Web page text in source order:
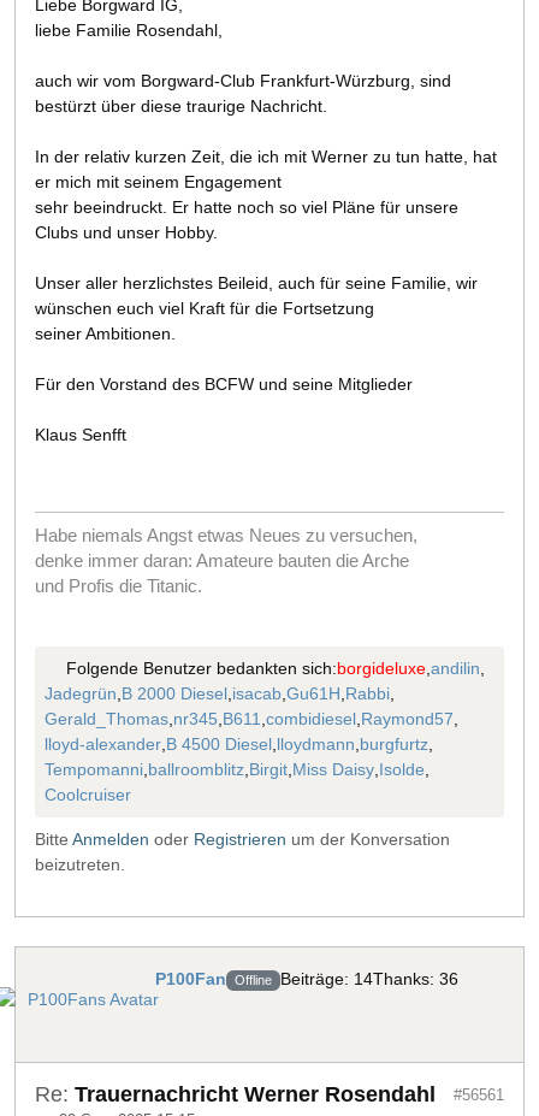
Liebe Borgward IG,
liebe Familie Rosendahl,
auch wir vom Borgward-Club Frankfurt-Würzburg, sind
bestürzt über diese traurige Nachricht.
In der relativ kurzen Zeit, die ich mit Werner zu tun hatte, hat
er mich mit seinem Engagement
sehr beeindruckt. Er hatte noch so viel Pläne für unsere
Clubs und unser Hobby.
Unser aller herzlichstes Beileid, auch für seine Familie, wir
wünschen euch viel Kraft für die Fortsetzung
seiner Ambitionen.
Für den Vorstand des BCFW und seine Mitglieder
Klaus Senfft
Habe niemals Angst etwas Neues zu versuchen,
denke immer daran: Amateure bauten die Arche
und Profis die Titanic.
Folgende Benutzer bedankten sich:borgideluxe,andilin,
Jadegrün,B 2000 Diesel,isacab,Gu61H,Rabbi,
Gerald_Thomas,nr345,B611,combidiesel,Raymond57,
lloyd-alexander,B 4500 Diesel,lloydmann,burgfurtz,
Tempomanni,ballroomblitz,Birgit,Miss Daisy,Isolde,
Coolcruiser
Bitte Anmelden oder Registrieren um der Konversation
beizutreten.
P100Fan Offline Beiträge: 14Thanks: 36
Re: Trauernachricht Werner Rosendahl #56561